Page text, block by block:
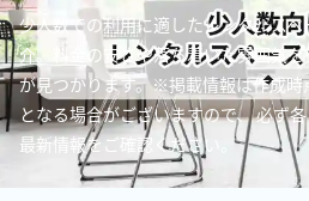
少人数での利用に適したレンタルス
介。料金の安さや落ち着いた雰囲気
が見つかります。※掲載情報は作成時
となる場合がございますので、 必ず
最新情報をご確認ください。